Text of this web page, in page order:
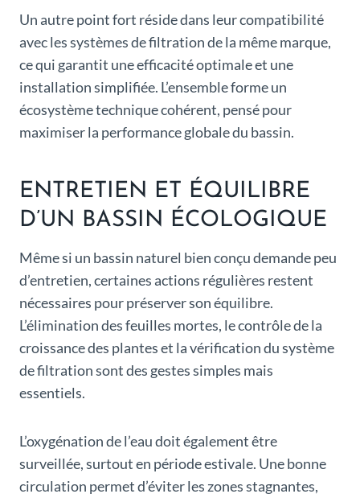
Un autre point fort réside dans leur compatibilité
avec les systèmes de filtration de la même marque,
ce qui garantit une efficacité optimale et une
installation simplifiée. L’ensemble forme un
écosystème technique cohérent, pensé pour
maximiser la performance globale du bassin.
ENTRETIEN ET ÉQUILIBRE
D’UN BASSIN ÉCOLOGIQUE
Même si un bassin naturel bien conçu demande peu
d’entretien, certaines actions régulières restent
nécessaires pour préserver son équilibre.
L’élimination des feuilles mortes, le contrôle de la
croissance des plantes et la vérification du système
de filtration sont des gestes simples mais
essentiels.
L’oxygénation de l’eau doit également être
surveillée, surtout en période estivale. Une bonne
circulation permet d’éviter les zones stagnantes,